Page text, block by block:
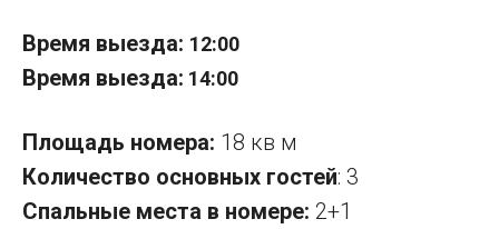
Время выезда: 12:00
Время выезда: 14:00
Площадь номера: 18 кв м
Количество основных гостей: 3
Спальные места в номере: 2+1